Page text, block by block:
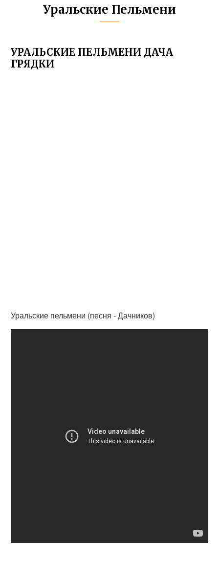
Уральские Пельмени
УРАЛЬСКИЕ ПЕЛЬМЕНИ ДАЧА
ГРЯДКИ
Уральские пельмени (песня - Дачников)